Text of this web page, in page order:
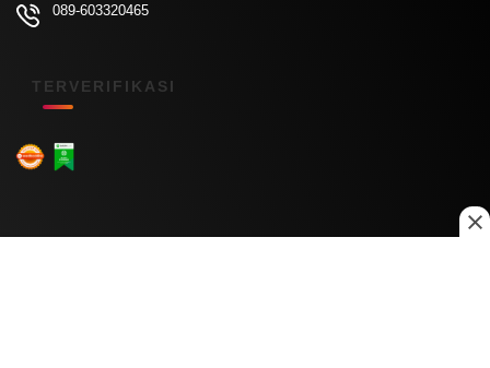
089-603320465
TERVERIFIKASI